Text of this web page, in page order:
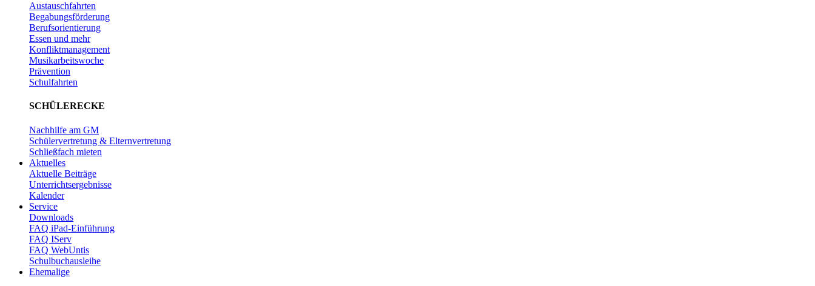
Austauschfahrten
Begabungsförderung
Berufsorientierung
Essen und mehr
Konfliktmanagement
Musikarbeitswoche
Prävention
Schulfahrten
SCHÜLERECKE
Nachhilfe am GM
Schülervertretung & Elternvertretung
Schließfach mieten
Aktuelles
Aktuelle Beiträge
Unterrichtsergebnisse
Kalender
Service
Downloads
FAQ iPad-Einführung
FAQ IServ
FAQ WebUntis
Schulbuchausleihe
Ehemalige